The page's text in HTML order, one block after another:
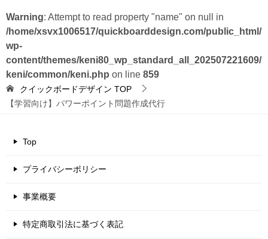
Warning: Attempt to read property "name" on null in
/home/xsvx1006517/quickboarddesign.com/public_html/
wp-
content/themes/keni80_wp_standard_all_202507221609/
keni/common/keni.php on line 859
クイックボードデザイン TOP
【学習向け】パワーポイント問題作成代行
Top
プライバシーポリシー
事業概要
特定商取引法に基づく表記